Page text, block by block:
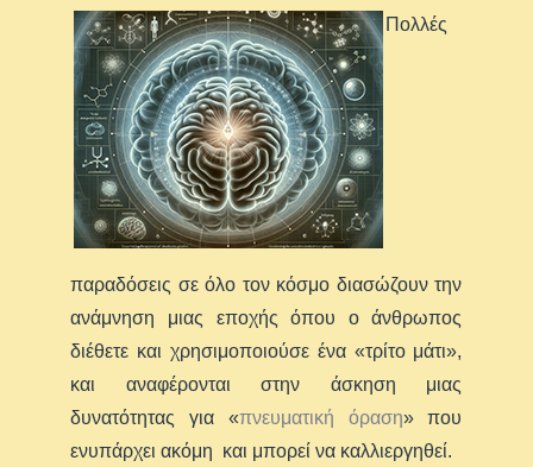
Πολλές
παραδόσεις σε όλο τον κόσμο διασώζουν την
ανάμνηση μιας εποχής όπου ο άνθρωπος
διέθετε και χρησιμοποιούσε ένα «τρίτο μάτι»,
και αναφέρονται στην άσκηση μιας
δυνατότητας για «πνευματική όραση» που
ενυπάρχει ακόμη και μπορεί να καλλιεργηθεί.